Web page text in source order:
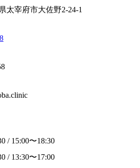
太宰府市大佐野2-24-1
/ 15:00〜18:30
/ 13:30〜17:00